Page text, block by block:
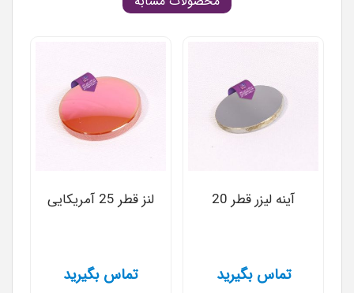
آینه لیزر قطر 20
تماس بگیرید
لنز قطر 25 آمریکایی
تماس بگیرید